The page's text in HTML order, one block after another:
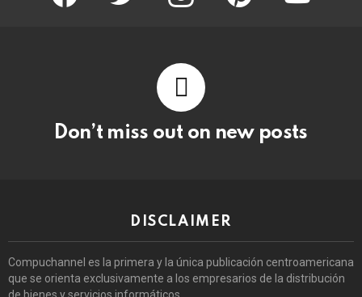
Don’t miss out on new posts
DISCLAIMER
Compuchannel es la primera y la única publicación centroamericana
que se orienta exclusivamente a los empresarios de la distribución